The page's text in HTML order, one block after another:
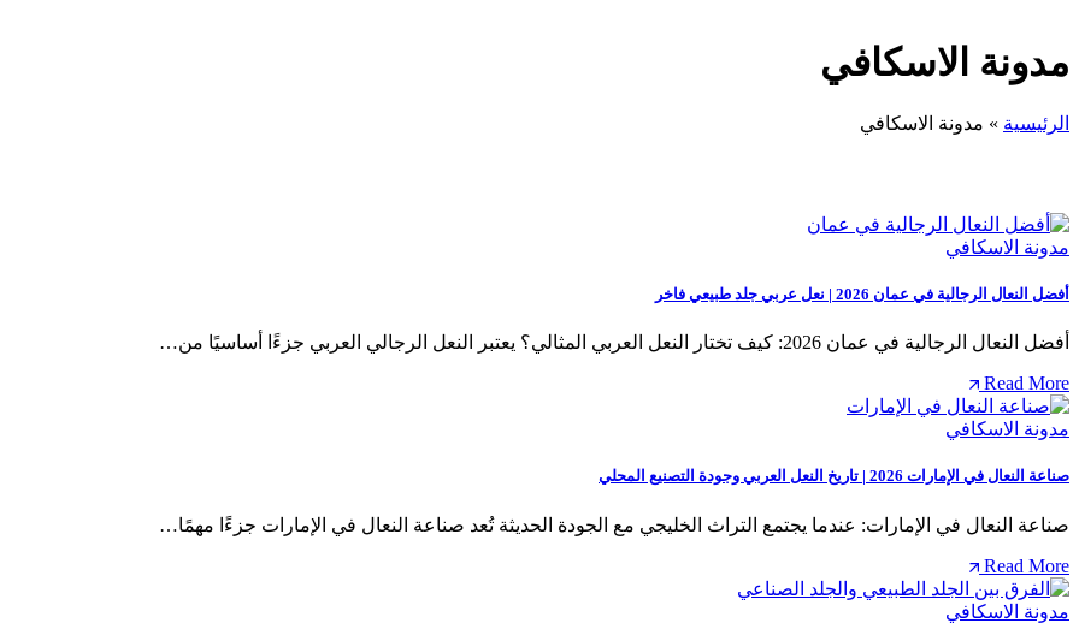
مدونة الاسكافي
الرئيسية » مدونة الاسكافي
مدونة الاسكافي
أفضل النعال الرجالية في عمان 2026 | نعل عربي جلد طبيعي فاخر
أفضل النعال الرجالية في عمان 2026: كيف تختار النعل العربي المثالي؟ يعتبر النعل الرجالي العربي جزءًا أساسيًا من…
Read More
مدونة الاسكافي
صناعة النعال في الإمارات 2026 | تاريخ النعل العربي وجودة التصنيع المحلي
صناعة النعال في الإمارات: عندما يجتمع التراث الخليجي مع الجودة الحديثة تُعد صناعة النعال في الإمارات جزءًا مهمًا…
Read More
مدونة الاسكافي